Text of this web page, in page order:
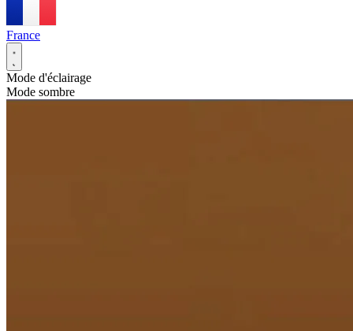
France
Mode d'éclairage
Mode sombre